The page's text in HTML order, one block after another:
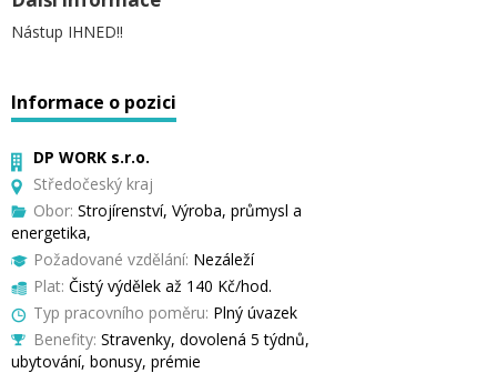
Nástup IHNED!!
Informace o pozici
DP WORK s.r.o.
Středočeský kraj
Obor: Strojírenství, Výroba, průmysl a
energetika,
Požadované vzdělání: Nezáleží
Plat: Čistý výdělek až 140 Kč/hod.
Typ pracovního poměru: Plný úvazek
Benefity: Stravenky, dovolená 5 týdnů,
ubytování, bonusy, prémie